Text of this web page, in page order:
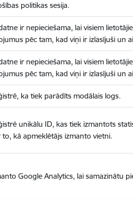
politikas sesija.
ir nepieciešama, lai visiem
pēc tam, kad viņi ir izlasījuši un
ir nepieciešama, lai visiem
pēc tam, kad viņi ir izlasījuši un
ka tiek parādīts modālais logs.
unikālu ID, kas tiek izmantots
to, kā apmeklētājs izmanto vietni.
Google Analytics, lai samazinātu